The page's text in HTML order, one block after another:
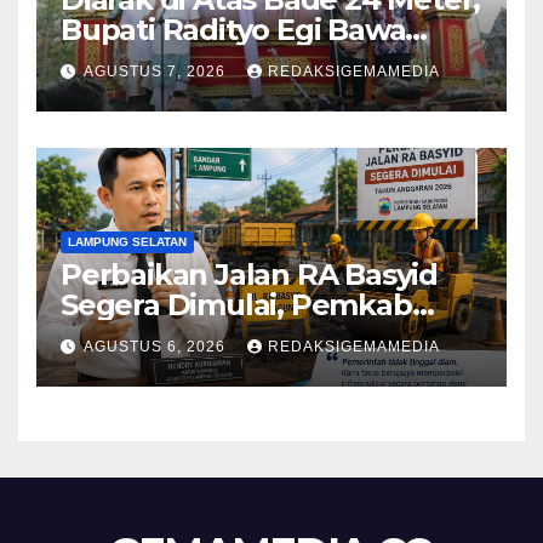
Bupati Radityo Egi Bawa
Mimpi Besar Balinuraga Jadi
‘Penglipuran’ Kedua pada
2027
AGUSTUS 7, 2026 REDAKSIGEMAMEDIA
LAMPUNG SELATAN
Perbaikan Jalan RA Basyid
Segera Dimulai, Pemkab
Lampung Selatan Pastikan
Mobilitas Warga Lebih Aman
dan Nyaman
AGUSTUS 6, 2026 REDAKSIGEMAMEDIA